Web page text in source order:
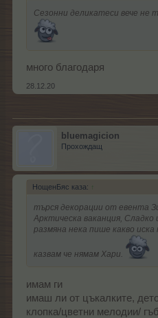
Сезонни деликатеси вече не
много благодаря
28.12.20
bluemagicion
Прохождащ
НощенБяс каза: ↑
търся декорации от евента
Арктическа ваканция, Сладко
размяна нека пише какво
казвам че нямам Хари.
имам ги
имаш ли от цъкалките,
клопка/цветни мелодии/